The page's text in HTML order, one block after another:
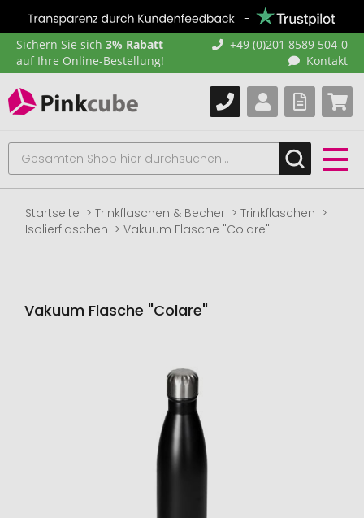
Sichern Sie sich 3% Rabatt
auf Ihre Online-Bestellung!
+49 (0)201 8589 504-0
Kontakt
Startseite Trinkflaschen & Becher
Trinkflaschen
Isolierflaschen
Vakuum Flasche "Colare"
Vakuum Flasche "Colare"